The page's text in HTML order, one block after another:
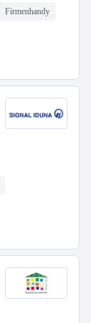
Firmenhandy